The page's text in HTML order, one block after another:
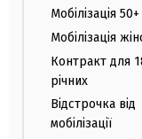
Мобілізація 50+
Мобілізація
Контракт для
річних
Відстрочка від
мобілізації